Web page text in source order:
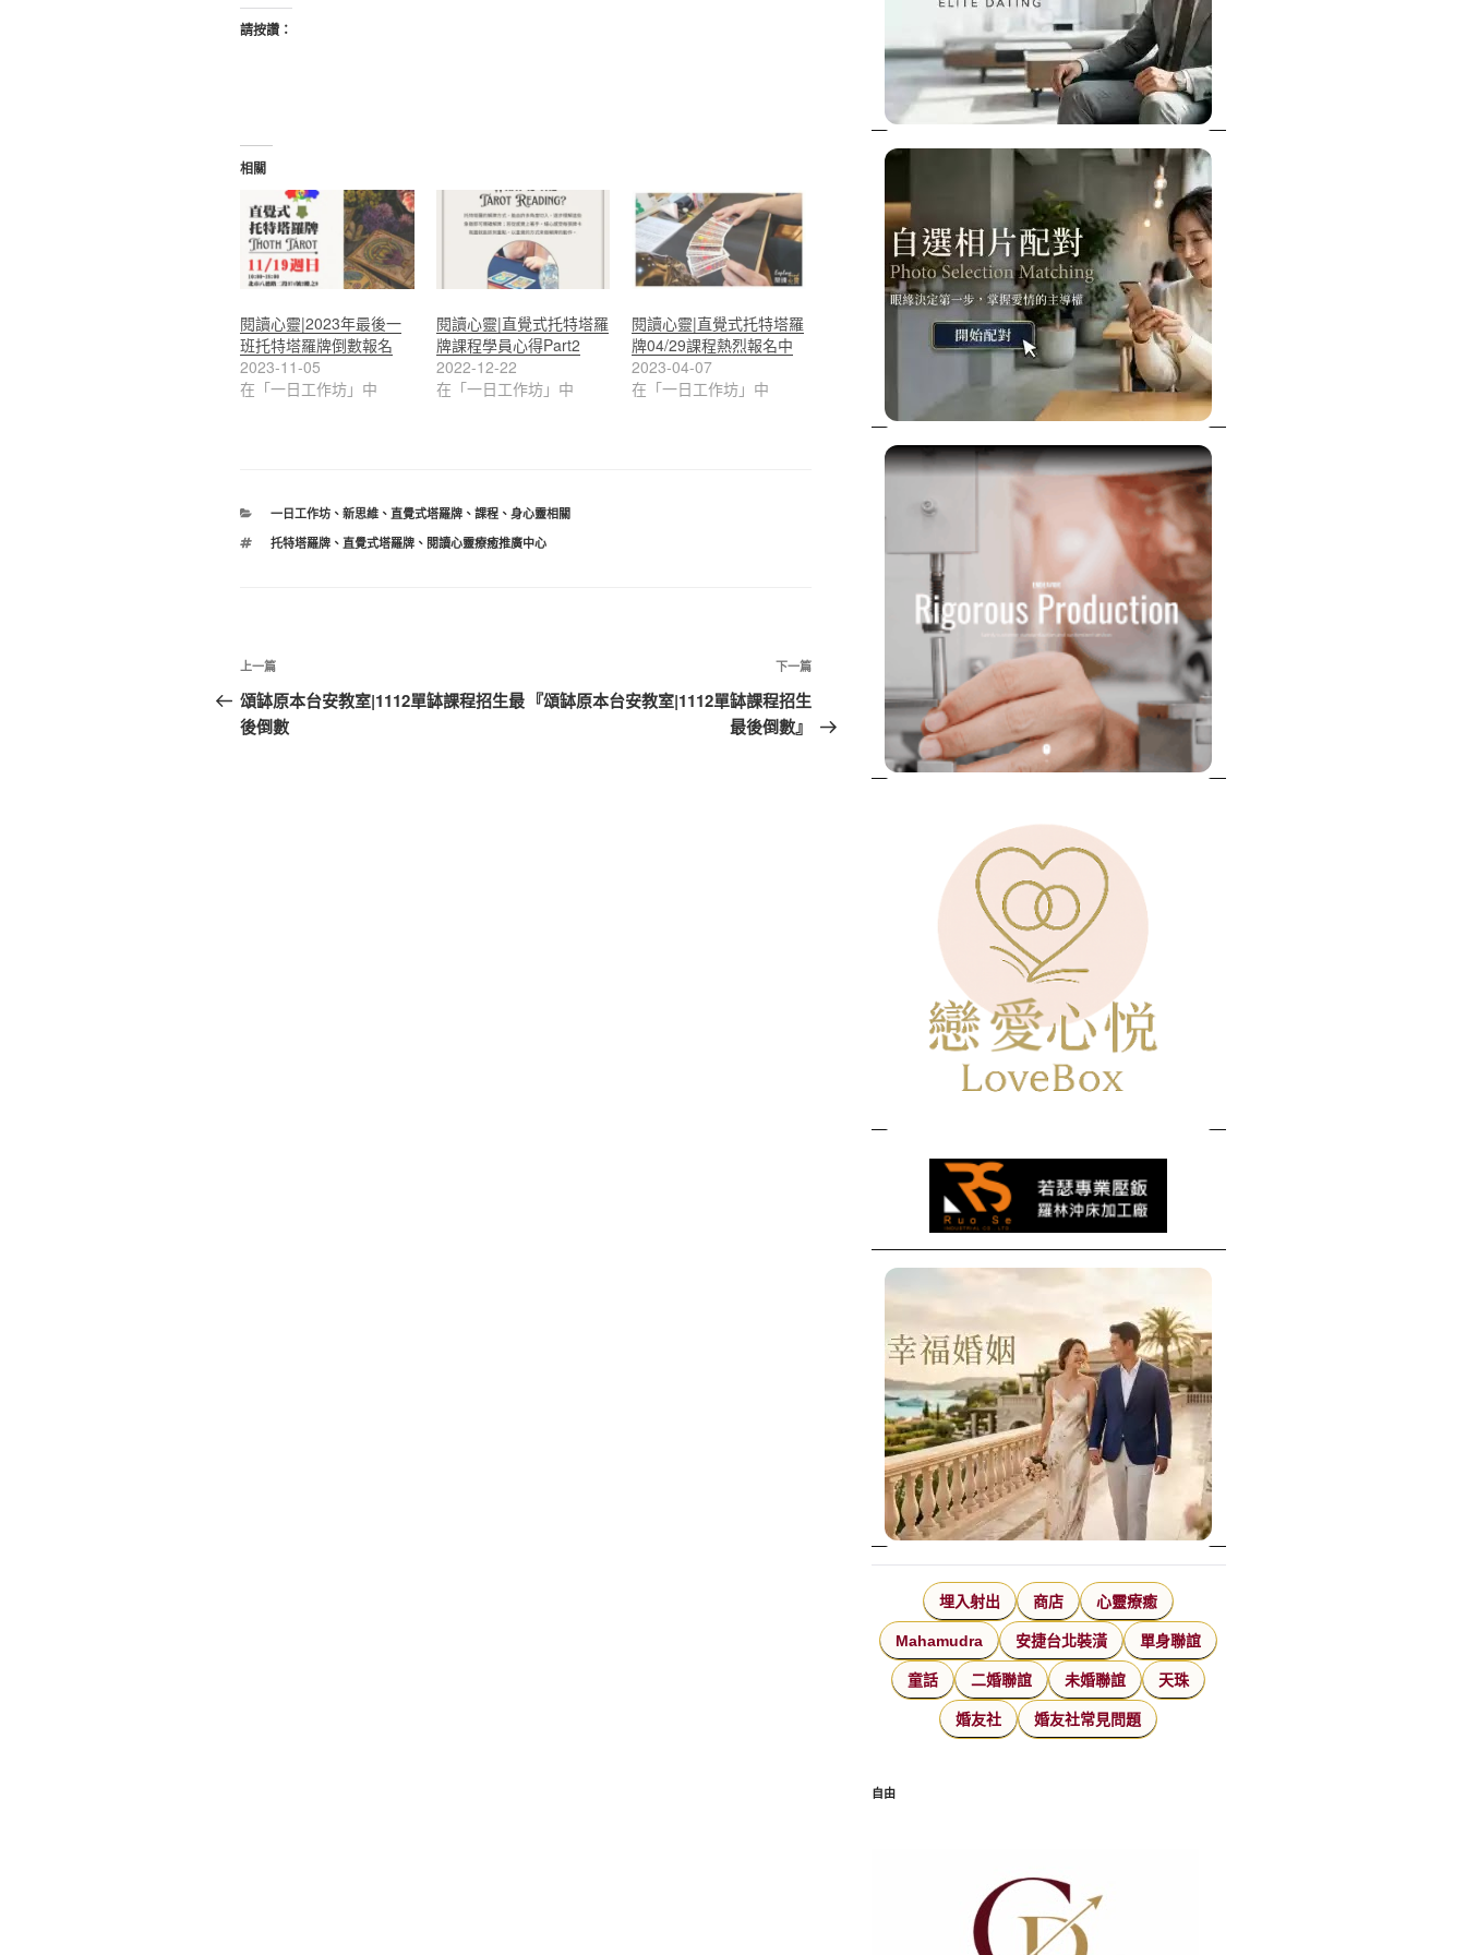
請按讚：
相關
閱讀心靈|2023年最後一
班托特塔羅牌倒數報名
2023-11-05
在「一日工作坊」中
閱讀心靈|直覺式托特塔羅
牌課程學員心得Part2
2022-12-22
在「一日工作坊」中
閱讀心靈|直覺式托特塔羅
牌04/29課程熱烈報名中
2023-04-07
在「一日工作坊」中
分
一日工作坊、 新思維、 直覺式塔羅牌、 課程、 身心靈相關
標
托特塔羅牌、 直覺式塔羅牌、 閱讀心靈療癒推廣中心
文
章
導
上
一
篇
上一篇
頌缽原本台安教室|1112單缽課程招生最
後倒數
下
一
篇
下一篇
『頌缽原本台安教室|1112單缽課程招生
最後倒數』
埋入射出 商店 心靈療癒
Mahamudra 安捷台北裝潢 單身聯誼
童話 二婚聯誼 未婚聯誼 天珠
婚友社 婚友社常見問題
自由